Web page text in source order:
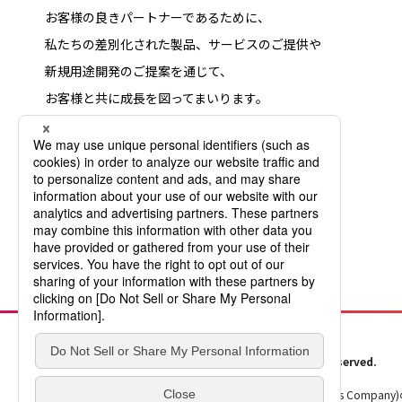
お客様の良きパートナーであるために、
私たちの差別化された製品、サービスのご提供や
新規用途開発のご提案を通じて、
お客様と共に成長を図ってまいります。
©三井･ケマーズ フロロプロダクツ株式会社 All Rights Reserved.
™表示のあるすべての製品は、米国ケマーズ社 (The Chemours